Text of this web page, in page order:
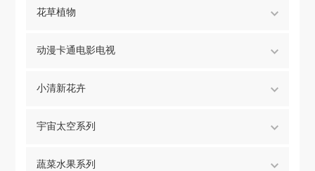
花草植物
动漫卡通电影电视
小清新花卉
宇宙太空系列
蔬菜水果系列